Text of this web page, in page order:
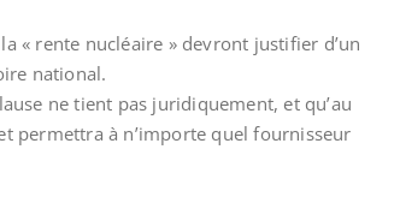
« rente nucléaire » devront justifier d’un
national.
ne tient pas juridiquement, et qu’au
permettra à n’importe quel fournisseur